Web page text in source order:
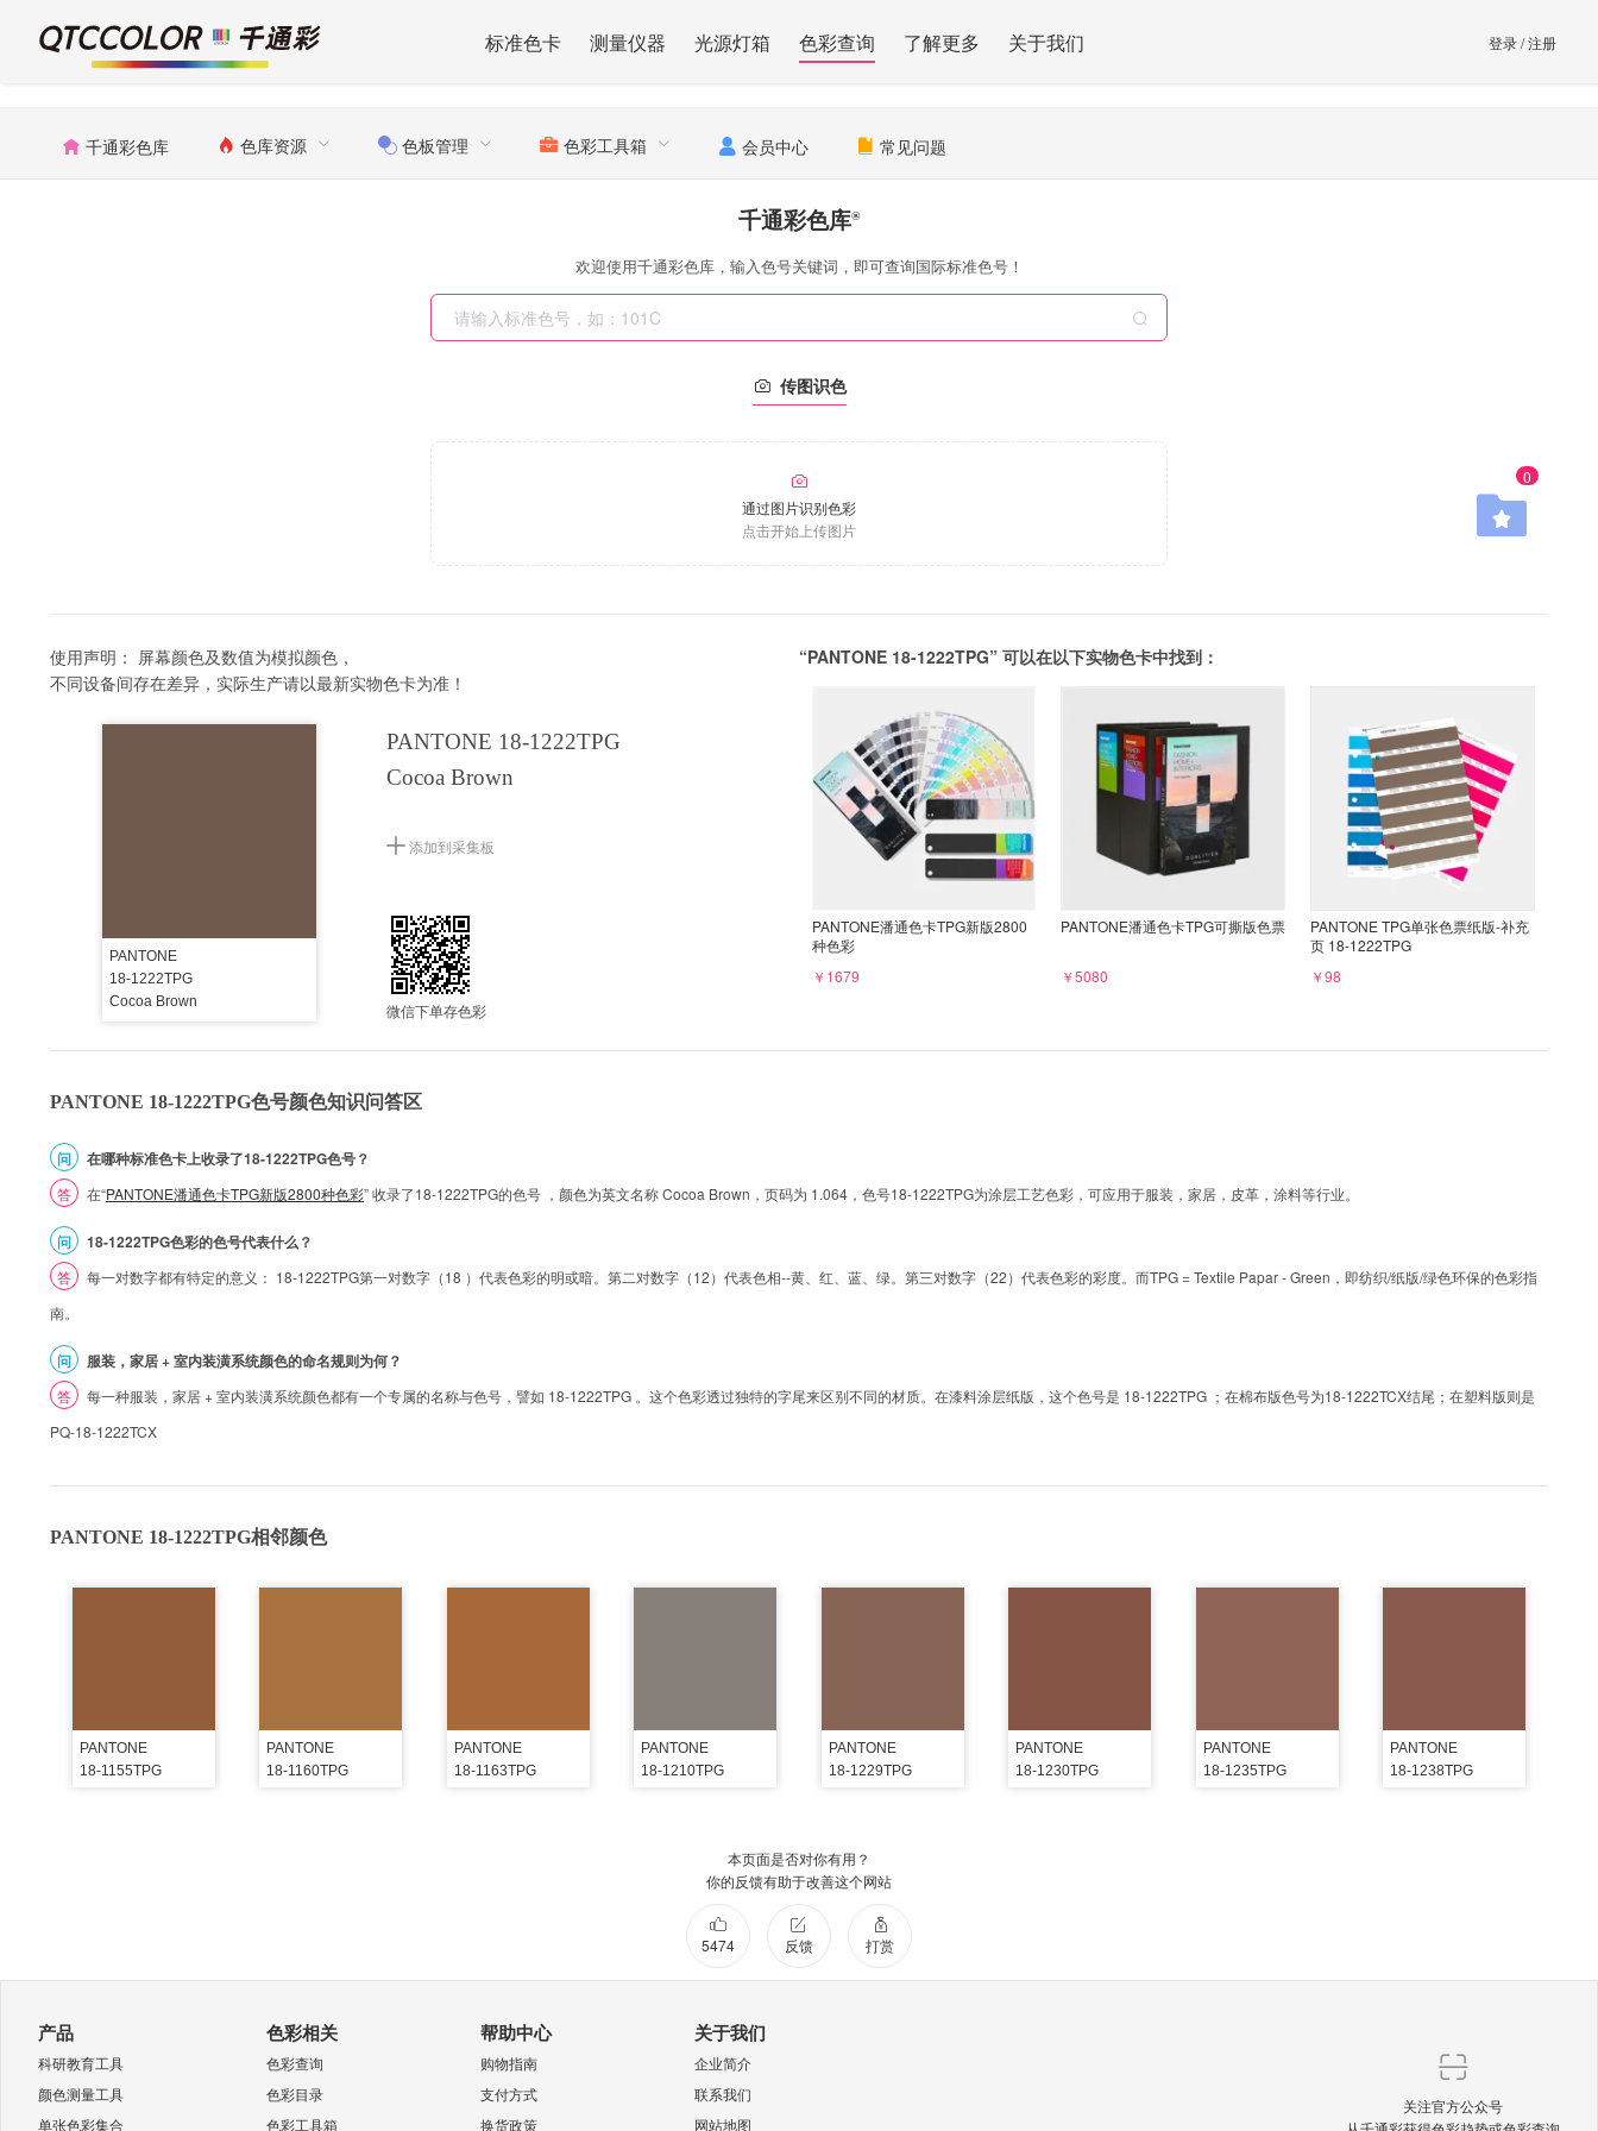
标准色卡 测量仪器 光源灯箱 色彩查询 了解更多 关于我们 登录/注册
千通彩色库 色库资源 色板管理 色彩工具箱 会员中心 常见问题
0
千通彩色库®
欢迎使用千通彩色库，输入色号关键词，即可查询国际标准色号！
传图识色
通过图片识别色彩
点击开始上传图片
使用声明： 屏幕颜色及数值为模拟颜色，
不同设备间存在差异，实际生产请以最新实物色卡为准！
PANTONE
18-1222TPG
Cocoa Brown
PANTONE 18-1222TPG
Cocoa Brown
添加到采集板
微信下单存色彩
“PANTONE 18-1222TPG” 可以在以下实物色卡中找到：
PANTONE潘通色卡TPG新版2800
种色彩
￥1679
PANTONE潘通色卡TPG可撕版色票
￥5080
PANTONE TPG单张色票纸版-补充
页 18-1222TPG
￥98
PANTONE 18-1222TPG色号颜色知识问答区
问 在哪种标准色卡上收录了18-1222TPG色号？
答 在“PANTONE潘通色卡TPG新版2800种色彩” 收录了18-1222TPG的色号 ，颜色为英文名称 Cocoa Brown，页码为 1.064，色号18-1222TPG为涂层工艺色彩，可应用于服装，家居，皮革，涂料等行业。
问 18-1222TPG色彩的色号代表什么？
答
每一对数字都有特定的意义： 18-1222TPG第一对数字（18 ）代表色彩的明或暗。第二对数字（12）代表色相--黄、红、蓝、绿。第三对数字（22）代表色彩的彩度。而TPG = Textile Papar - Green，即纺织/纸版/绿色环保的色彩指
南。
问 服装，家居 + 室内装潢系统颜色的命名规则为何？
答
每一种服装，家居 + 室内装潢系统颜色都有一个专属的名称与色号，譬如 18-1222TPG 。这个色彩透过独特的字尾来区别不同的材质。在漆料涂层纸版，这个色号是 18-1222TPG ；在棉布版色号为18-1222TCX结尾；在塑料版则是
PQ-18-1222TCX
PANTONE 18-1222TPG相邻颜色
PANTONE
18-1155TPG
PANTONE
18-1160TPG
PANTONE
18-1163TPG
PANTONE
18-1210TPG
PANTONE
18-1229TPG
PANTONE
18-1230TPG
PANTONE
18-1235TPG
PANTONE
18-1238TPG
本页面是否对你有用？
你的反馈有助于改善这个网站
5474 反馈 打赏
产品
科研教育工具
颜色测量工具
单张色彩集合
色彩相关
色彩查询
色彩目录
色彩工具箱
帮助中心
购物指南
支付方式
换货政策
关于我们
企业简介
联系我们
网站地图
关注官方公众号